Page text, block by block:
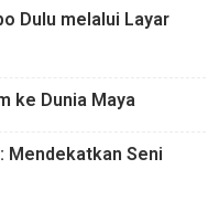
Dulu melalui Layar
ke Dunia Maya
Mendekatkan Seni